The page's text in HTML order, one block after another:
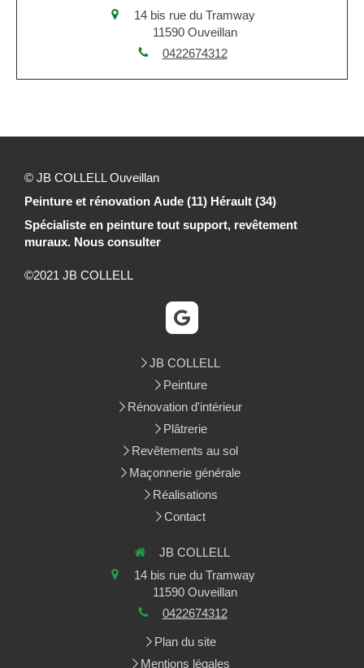
14 bis rue du Tramway
11590 Ouveillan
0422674312
© JB COLLELL Ouveillan
Peinture et rénovation Aude (11) Hérault (34)
Spécialiste en peinture tout support, revêtement
muraux. Nous consulter
©2021 JB COLLELL
JB COLLELL
Peinture
Rénovation d'intérieur
Plâtrerie
Revêtements au sol
Maçonnerie générale
Réalisations
Contact
JB COLLELL
14 bis rue du Tramway
11590 Ouveillan
0422674312
Plan du site
Mentions légales